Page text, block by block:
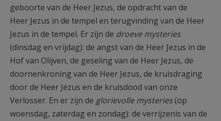
geboorte van de Heer Jezus, de opdracht van de
Heer Jezus in de tempel en terugvinding van de Heer
Jezus in de tempel. Er zijn de droeve mysteries
(dinsdag en vrijdag): de angst van de Heer Jezus in de
Hof van Olijven, de geseling van de Heer Jezus, de
doornenkroning van de Heer Jezus, de kruisdraging
door de Heer Jezus en de kruisdood van onze
Verlosser. En er zijn de glorievolle mysteries(op
woensdag, zaterdag en zondag): de verrijzenis van de